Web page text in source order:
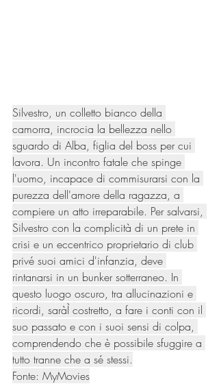
Silvestro, un colletto bianco della
camorra, incrocia la bellezza nello
sguardo di Alba, figlia del boss per cui
lavora. Un incontro fatale che spinge
l'uomo, incapace di commisurarsi con la
purezza dell'amore della ragazza, a
compiere un atto irreparabile. Per salvarsi,
Silvestro con la complicità di un prete in
crisi e un eccentrico proprietario di club
privé suoi amici d'infanzia, deve
rintanarsi in un bunker sotterraneo. In
questo luogo oscuro, tra allucinazioni e
ricordi, saràÌ costretto, a fare i conti con il
suo passato e con i suoi sensi di colpa,
comprendendo che è possibile sfuggire a
tutto tranne che a sé stessi.
Fonte: MyMovies